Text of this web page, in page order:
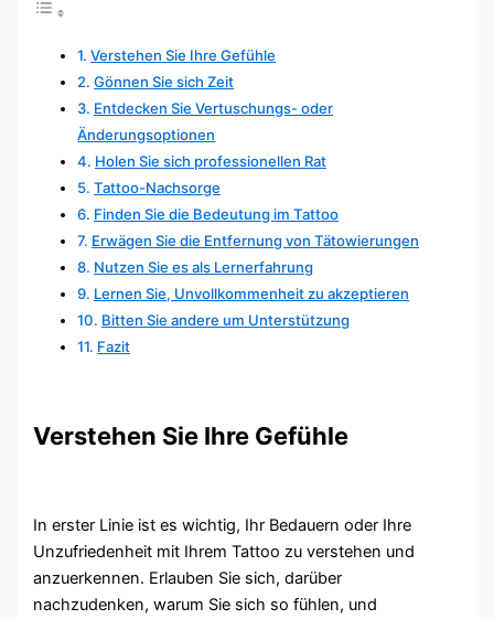
Verstehen Sie Ihre Gefühle
Gönnen Sie sich Zeit
Entdecken Sie Vertuschungs- oder
Änderungsoptionen
Holen Sie sich professionellen Rat
Tattoo-Nachsorge
Finden Sie die Bedeutung im Tattoo
Erwägen Sie die Entfernung von Tätowierungen
Nutzen Sie es als Lernerfahrung
Lernen Sie, Unvollkommenheit zu akzeptieren
Bitten Sie andere um Unterstützung
Fazit
Verstehen Sie Ihre Gefühle
In erster Linie ist es wichtig, Ihr Bedauern oder Ihre
Unzufriedenheit mit Ihrem Tattoo zu verstehen und
anzuerkennen. Erlauben Sie sich, darüber
nachzudenken, warum Sie sich so fühlen, und